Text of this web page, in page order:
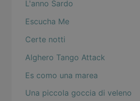
L'anno Sardo
Escucha Me
Certe notti
Alghero Tango Attack
Es como una marea
Una piccola goccia di veleno